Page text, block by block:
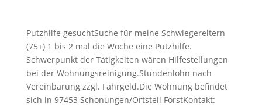
Putzhilfe gesuchtSuche für meine Schwiegereltern
(75+) 1 bis 2 mal die Woche eine Putzhilfe.
Schwerpunkt der Tätigkeiten wären Hilfestellungen
bei der Wohnungsreinigung.Stundenlohn nach
Vereinbarung zzgl. Fahrgeld.Die Wohnung befindet
sich in 97453 Schonungen/Ortsteil ForstKontakt: